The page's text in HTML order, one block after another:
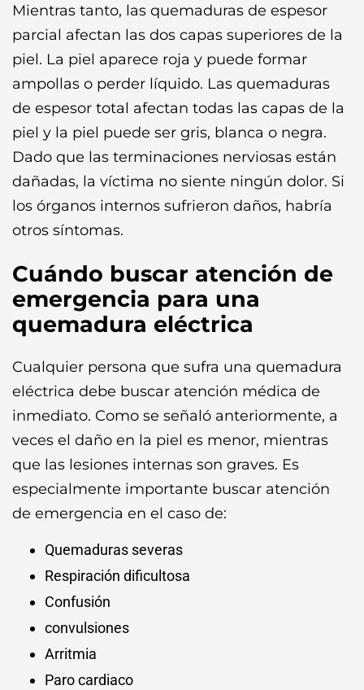
Mientras tanto, las quemaduras de espesor
parcial afectan las dos capas superiores de la
piel. La piel aparece roja y puede formar
ampollas o perder líquido. Las quemaduras
de espesor total afectan todas las capas de la
piel y la piel puede ser gris, blanca o negra.
Dado que las terminaciones nerviosas están
dañadas, la víctima no siente ningún dolor. Si
los órganos internos sufrieron daños, habría
otros síntomas.
Cuándo buscar atención de
emergencia para una
quemadura eléctrica
Cualquier persona que sufra una quemadura
eléctrica debe buscar atención médica de
inmediato. Como se señaló anteriormente, a
veces el daño en la piel es menor, mientras
que las lesiones internas son graves. Es
especialmente importante buscar atención
de emergencia en el caso de:
Quemaduras severas
Respiración dificultosa
Confusión
convulsiones
Arritmia
Paro cardiaco